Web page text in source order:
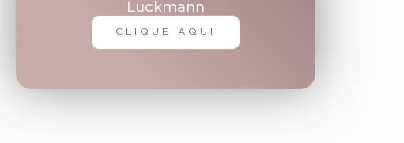
Luckmann
CLIQUE AQUI